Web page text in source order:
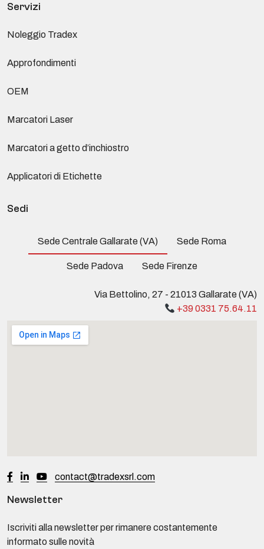
Servizi
Noleggio Tradex
Approfondimenti
OEM
Marcatori Laser
Marcatori a getto d’inchiostro
Applicatori di Etichette
Sedi
Sede Centrale Gallarate (VA) Sede Roma
Sede Padova Sede Firenze
Via Bettolino, 27 - 21013 Gallarate (VA)
+39 0331 75.64.11
contact@tradexsrl.com
Newsletter
Iscriviti alla newsletter per rimanere costantemente
informato sulle novità